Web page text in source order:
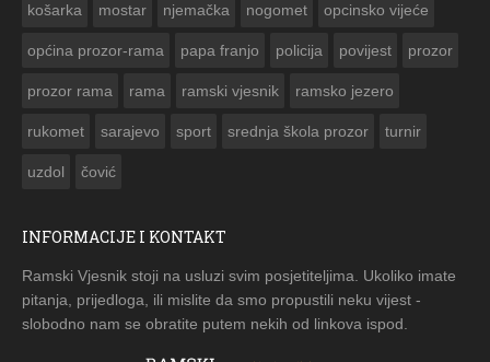
košarka mostar njemačka nogomet opcinsko vijeće
općina prozor-rama papa franjo policija povijest prozor
prozor rama rama ramski vjesnik ramsko jezero
rukomet sarajevo sport srednja škola prozor turnir
uzdol čović
INFORMACIJE I KONTAKT
Ramski Vjesnik stoji na usluzi svim posjetiteljima. Ukoliko imate
pitanja, prijedloga, ili mislite da smo propustili neku vijest -
slobodno nam se obratite putem nekih od linkova ispod.